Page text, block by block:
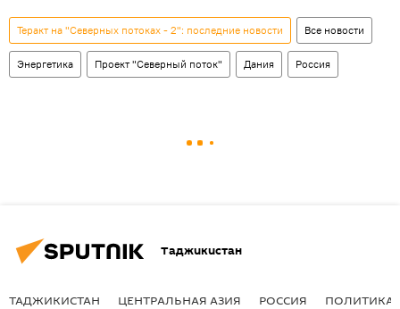
Теракт на "Северных потоках - 2": последние новости Все новости
Энергетика Проект "Северный поток" Дания Россия
Таджикистан
ТАДЖИКИСТАН ЦЕНТРАЛЬНАЯ АЗИЯ РОССИЯ ПОЛИТИКА